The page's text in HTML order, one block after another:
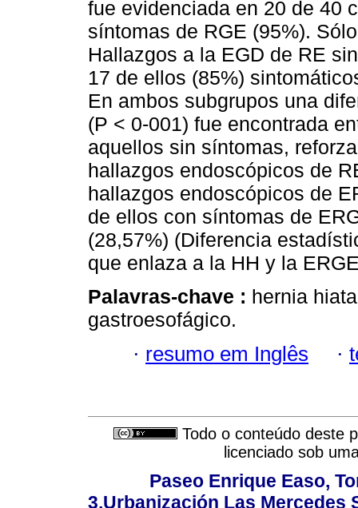
fue evidenciada en 20 de 40
síntomas de RGE (95%).
Hallazgos a la EGD de RE
17 de ellos (85%)
En ambos subgrupos una
(P < 0-001) fue encontrada
aquellos sin síntomas,
hallazgos endoscópicos de
hallazgos endoscópicos de
de ellos con síntomas de
(28,57%) (Diferencia
que enlaza a la HH y la
Palavras-chave : hernia
gastroesofágico.
· resumo em Inglês ·
Todo o conteúdo deste
licenciado sob
Paseo Enrique Easo,
3,Urbanización Las Mercedes